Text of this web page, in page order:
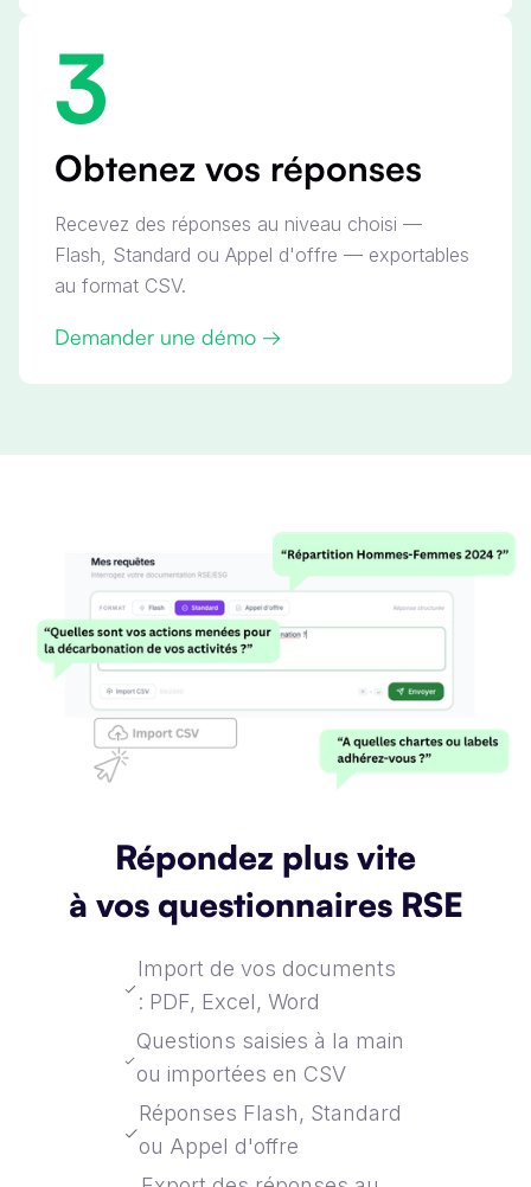
3
Obtenez vos réponses
Recevez des réponses au niveau choisi —
Flash, Standard ou Appel d'offre — exportables
au format CSV.
Demander une démo →
Répondez plus vite
à vos questionnaires RSE
Import de vos documents
: PDF, Excel, Word
Questions saisies à la main
ou importées en CSV
Réponses Flash, Standard
ou Appel d'offre